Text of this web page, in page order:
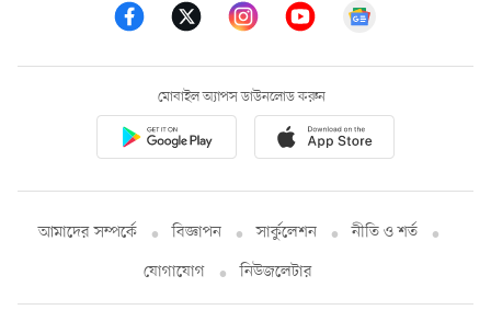
মোবাইল অ্যাপস ডাউনলোড করুন
আমাদের সম্পর্কে বিজ্ঞাপন সার্কুলেশন
নীতি ও শর্ত
যোগাযোগ
নিউজলেটার